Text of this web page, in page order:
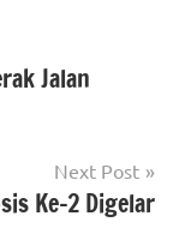
Jalan
Next Post
Ke-2 Digelar